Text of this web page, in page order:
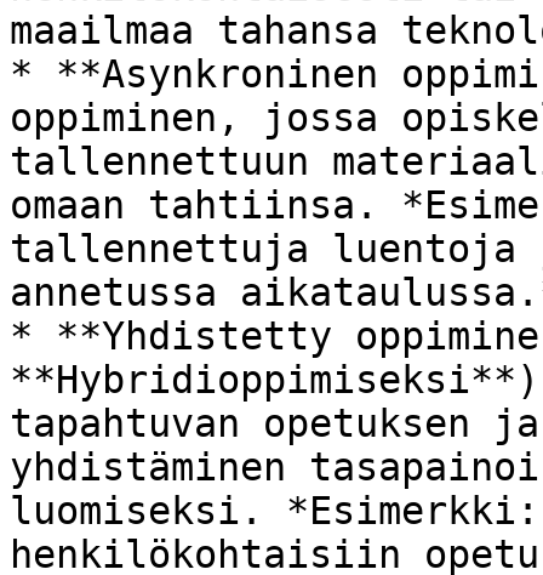
maailmaa tahansa
* **Asynkroninen
oppiminen, jossa
tallennettuun
omaan tahtiinsa.
tallennettuja luentoja
annetussa
* **Yhdistetty
tapahtuvan opetuksen
yhdistäminen
luomiseksi.
henkilökohtaisiin